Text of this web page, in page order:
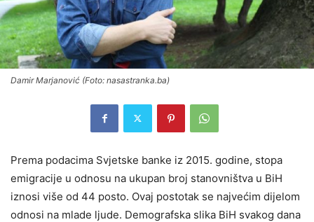
Damir Marjanović (Foto: nasastranka.ba)
Prema podacima Svjetske banke iz 2015. godine, stopa
emigracije u odnosu na ukupan broj stanovništva u BiH
iznosi više od 44 posto. Ovaj postotak se najvećim dijelom
odnosi na mlade ljude. Demografska slika BiH svakog dana